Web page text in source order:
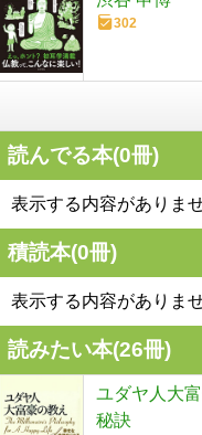
302
読んでる本(0冊)
表示する内容がありま
積読本(0冊)
表示する内容がありま
読みたい本(26冊)
ユダヤ人大
秘訣